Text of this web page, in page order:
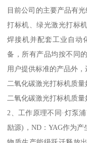
目前公司的主要产品有
打标机、绿光激光打标
焊接机并配套工业自动
备，所有产品均按不同
用户提供标准的产品外
二氧化碳激光打标机质量
二氧化碳激光打标机质量
2、工作原理不同·灯泵
励源)，ND：YAG作为